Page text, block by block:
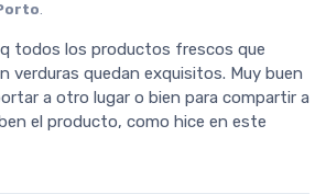
.
q todos los productos frescos que
verduras quedan exquisitos. Muy buen
a otro lugar o bien para compartir a
el producto, como hice en este